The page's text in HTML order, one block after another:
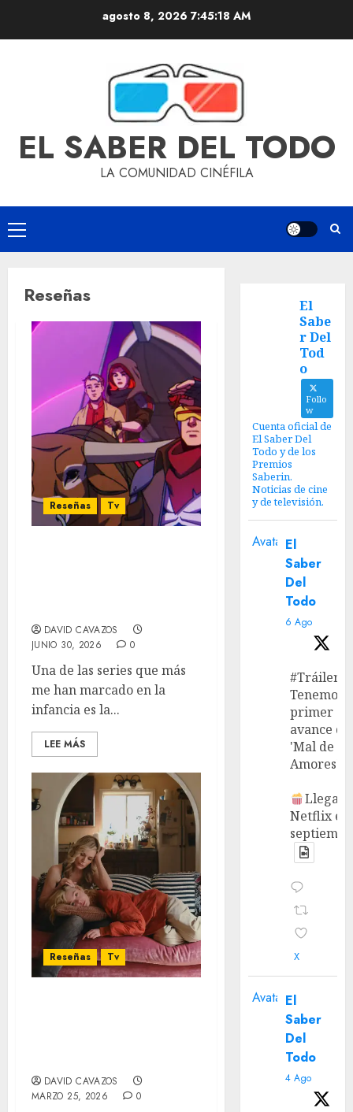
agosto 8, 2026 7:45:19 AM
EL SABER DEL TODO
LA COMUNIDAD CINÉFILA
Reseñas
Reseñas Tv
DAVID CAVAZOS
JUNIO 30, 2026
0
Una de las series que más
me han marcado en la
infancia es la...
LEE MÁS
Reseñas Tv
DAVID CAVAZOS
MARZO 25, 2026
0
El
Sabe
r Del
Tod
o
Follo
w
Cuenta oficial de
El Saber Del
Todo y de los
Premios
Saberin.
Noticias de cine
y de televisión.
Avatar El
Saber
Del
Todo
6 Ago
#Tráiler
Tenemos
primer
avance de
'Mal de
Amores'.
Llega a
Netflix en
X
Avatar El
Saber
Del
Todo
4 Ago